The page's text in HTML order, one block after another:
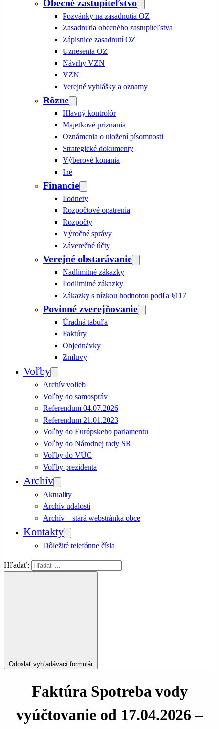
Obecné zastupiteľstvo
Pozvánky na zasadnutia OZ
Zasadnutia obecného zastupiteľstva
Zápisnice zasadnutí OZ
Uznesenia OZ
Návrhy VZN
VZN
Verejné vyhlášky a oznamy
Rôzne
Hlavný kontrolór
Majetkové priznania
Oznámenia o uložení písomnosti
Strategické dokumenty
Výberové konania
Iné
Financie
Podnety
Rozpočtové opatrenia
Rozpočty
Výročné správy
Záverečné účty
Verejné obstarávanie
Nadlimitné zákazky
Podlimitné zákazky
Zákazky s nízkou hodnotou podľa §117
Povinné zverejňovanie
Úradná tabuľa
Faktúry
Objednávky
Zmluvy
Voľby
Archív volieb
Voľby do samospráv
Referendum 04.07.2026
Referendum 21.01.2023
Voľby do Európskeho parlamentu
Voľby do Národnej rady SR
Voľby do VÚC
Voľby prezidenta
Archív
Aktuality
Archív udalosti
Archív – stará webstránka obce
Kontakty
Dôležité telefónne čísla
Hľadať:
Odoslať vyhľadávací formulár
Faktúra Spotreba vody
vyúčtovanie od 17.04.2026 –